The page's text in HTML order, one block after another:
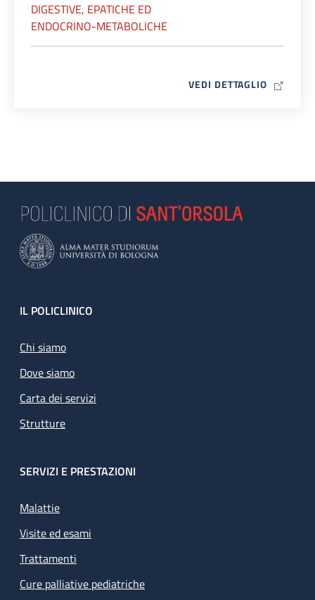
DIGESTIVE, EPATICHE ED
ENDOCRINO-METABOLICHE
VEDI DETTAGLIO MAP ICON
Footer
IL POLICLINICO
Chi siamo
Dove siamo
Carta dei servizi
Strutture
SERVIZI E PRESTAZIONI
Malattie
Visite ed esami
Trattamenti
Cure palliative pediatriche